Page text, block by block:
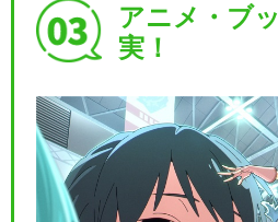
アニメ・ブ
実！